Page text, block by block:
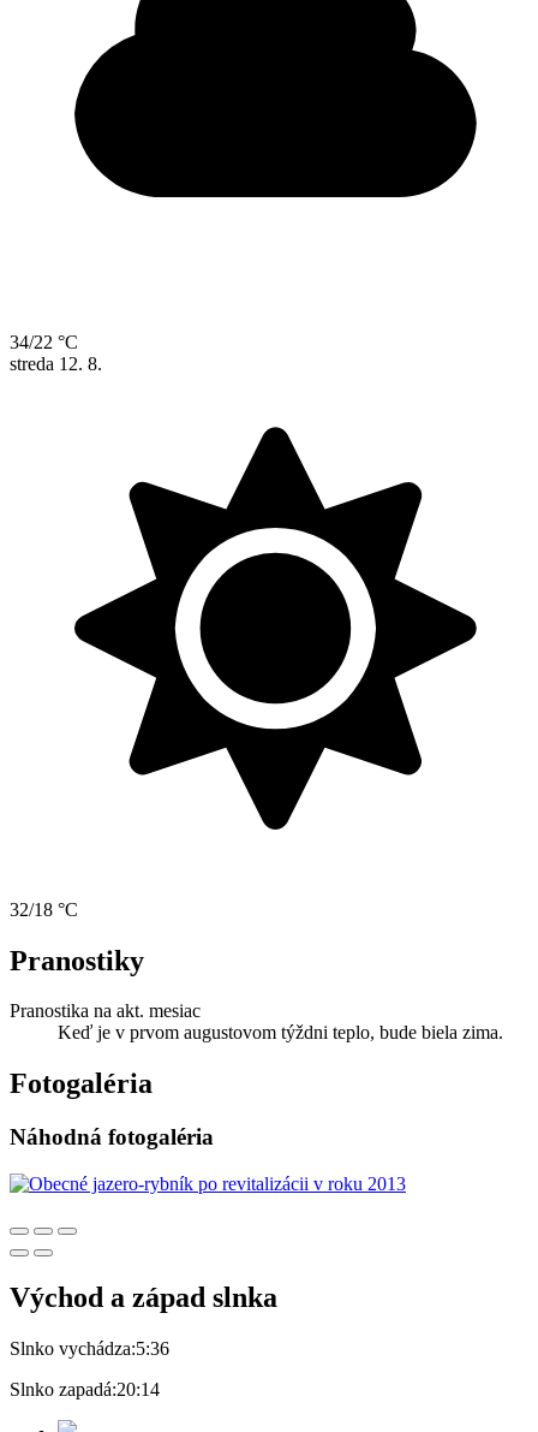
34/22 °C
streda 12. 8.
32/18 °C
Pranostiky
Pranostika na akt. mesiac
Keď je v prvom augustovom týždni teplo, bude biela zima.
Fotogaléria
Náhodná fotogaléria
Východ a západ slnka
Slnko vychádza:5:36
Slnko zapadá:20:14